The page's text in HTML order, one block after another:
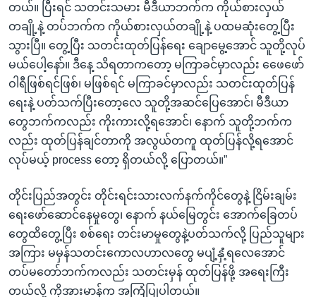
တယ်။ ပြီးရင် သတင်းသမား မီဒီယာဘက်က ကိုယ်စားလှယ်
တချို့နဲ့ တပ်ဘက်က ကိုယ်စားလှယ်တချို့နဲ့ ပထမဆုံးတွေ့ပြီး
သွားပြီ။ တွေ့ပြီး သတင်းထုတ်ပြန်ရေး ချောမွေ့အောင် သူတို့လုပ်
မယ်ပေါ့နော်။ ဒီနေ့ သိရတာကတော့ မကြာခင်မှာလည်း ဖေေဖော်
ဝါရီဖြစ်ရင်ဖြစ်၊ မဖြစ်ရင် မကြာခင်မှာလည်း သတင်းထုတ်ပြန်
ရေးနဲ့ ပတ်သက်ပြီးတော့လေ သူတို့အဆင်ပြေအောင်၊ မီဒီယာ
တွေဘက်ကလည်း ကိုးကားလို့ရအောင်၊ နောက် သူတို့ဘက်က
လည်း ထုတ်ပြန်ချင်တာကို အလွယ်တကူ ထုတ်ပြန်လို့ရအောင်
လုပ်မယ့် process တော့ ရှိတယ်လို့ ပြောတယ်။”
တိုင်းပြည်အတွင်း တိုင်းရင်းသားလက်နက်ကိုင်တွေနဲ့ ငြိမ်းချမ်း
ရေးဖော်ဆောင်နေမှုတွေ၊ နောက် နယ်မြေတွင်း အောက်ခြေတပ်
တွေထိတွေ့ပြီး စစ်ရေး တင်းမာမှုတွေနဲ့ပတ်သက်လို့ ပြည်သူများ
အကြား မမှန်သတင်းကောလဟာလတွေ မပျံ့နှံံ့ရလေအောင်
တပ်မတော်ဘက်ကလည်း သတင်းမှန် ထုတ်ပြန်ဖို့ အရေးကြီး
တယ်လို့ ကိုအားမာန်က အကြံပြုပါတယ်။